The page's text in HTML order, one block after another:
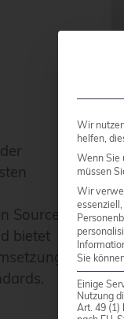
Source
bietet
Wir
helfen,
Wenn Sie
müssen
Wir
Sie
Einige
Nutzung
Art. 49 (1)